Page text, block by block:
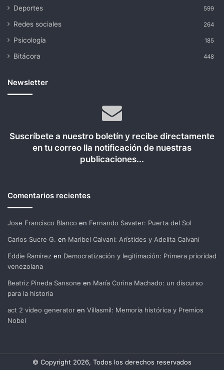
Deportes 599
Redes sociales 264
Psicología 185
Bitácora 448
Newsletter
Suscríbete a nuestro boletín y recibe directamente
en tu correo lla notificación de nuestras
publicaciones...
Comentarios recientes
Jose Francisco Blanco en Fernando Savater: Puerta del Sol
Carlos Sucre G. en Maribel Calvani: Arístides y Adelita Calvani
Eddie Ramirez en Democratización y legitimación: Primera prioridad
venezolana
Beatriz Pineda Sansone en María Corina Machado: un discurso
para la historia
act 2 video generator en Villasmil: Memoria histórica y Premios
Nobel
© Copyright 2026, Todos los derechos reservados